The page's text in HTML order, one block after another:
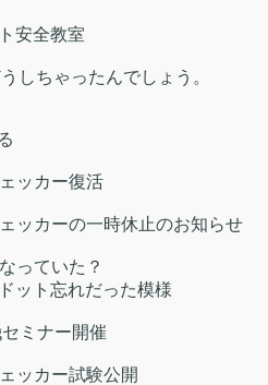
安全教室
しちゃったんでしょう。
ッカー復活
ッカーの一時休止のお知らせ
っていた？
ット忘れだった模様
セミナー開催
ッカー試験公開